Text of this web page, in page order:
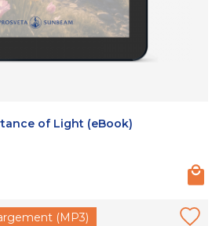
of Light (eBook)
(MP3)